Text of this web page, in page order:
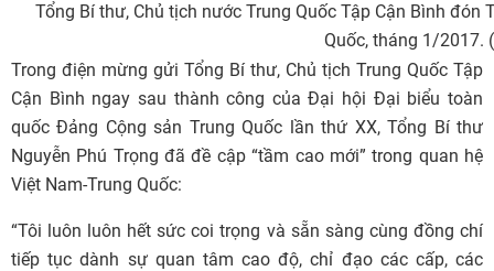
Tổng Bí thư, Chủ tịch nước Trung Quốc Tập Cận Bình
Quốc, tháng 1/2017.
Trong điện mừng gửi Tổng Bí thư, Chủ tịch Trung Quốc Tập
Cận Bình ngay sau thành công của Đại hội Đại biểu toàn
quốc Đảng Cộng sản Trung Quốc lần thứ XX, Tổng Bí thư
Nguyễn Phú Trọng đã đề cập “tầm cao mới” trong quan hệ
Việt Nam-Trung Quốc:
“Tôi luôn luôn hết sức coi trọng và sẵn sàng cùng đồng chí
tiếp tục dành sự quan tâm cao độ, chỉ đạo các cấp, các